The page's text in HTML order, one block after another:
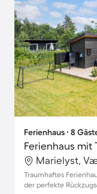
Ferienhaus ∙ 8
Ferienhaus mit
Marielyst,
Traumhaftes
der perfekte